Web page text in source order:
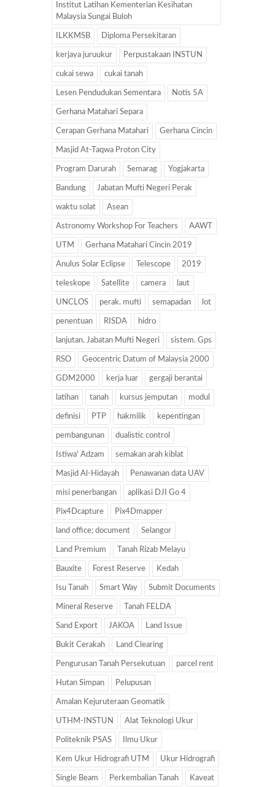
Institut Latihan Kementerian Kesihatan
Malaysia Sungai Buloh
ILKKMSB Diploma Persekitaran
kerjaya juruukur Perpustakaan INSTUN
cukai sewa cukai tanah
Lesen Pendudukan Sementara Notis 5A
Gerhana Matahari Separa
Cerapan Gerhana Matahari Gerhana Cincin
Masjid At-Taqwa Proton City
Program Darurah Semarag Yogjakarta
Bandung Jabatan Mufti Negeri Perak
waktu solat Asean
Astronomy Workshop For Teachers AAWT
UTM Gerhana Matahari Cincin 2019
Anulus Solar Eclipse Telescope 2019
teleskope Satellite camera laut
UNCLOS perak. mufti semapadan lot
penentuan RISDA hidro
lanjutan. Jabatan Mufti Negeri sistem. Gps
RSO Geocentric Datum of Malaysia 2000
GDM2000 kerja luar gergaji berantai
latihan tanah kursus jemputan modul
definisi PTP hakmilik kepentingan
pembangunan dualistic control
Istiwa' Adzam semakan arah kiblat
Masjid Al-Hidayah Penawanan data UAV
misi penerbangan aplikasi DJI Go 4
Pix4Dcapture Pix4Dmapper
land office; document Selangor
Land Premium Tanah Rizab Melayu
Bauxite Forest Reserve Kedah
Isu Tanah Smart Way Submit Documents
Mineral Reserve Tanah FELDA
Sand Export JAKOA Land Issue
Bukit Cerakah Land Clearing
Pengurusan Tanah Persekutuan parcel rent
Hutan Simpan Pelupusan
Amalan Kejuruteraan Geomatik
UTHM-INSTUN Alat Teknologi Ukur
Politeknik PSAS Ilmu Ukur
Kem Ukur Hidrografi UTM Ukur Hidrografi
Single Beam Perkembalian Tanah Kaveat